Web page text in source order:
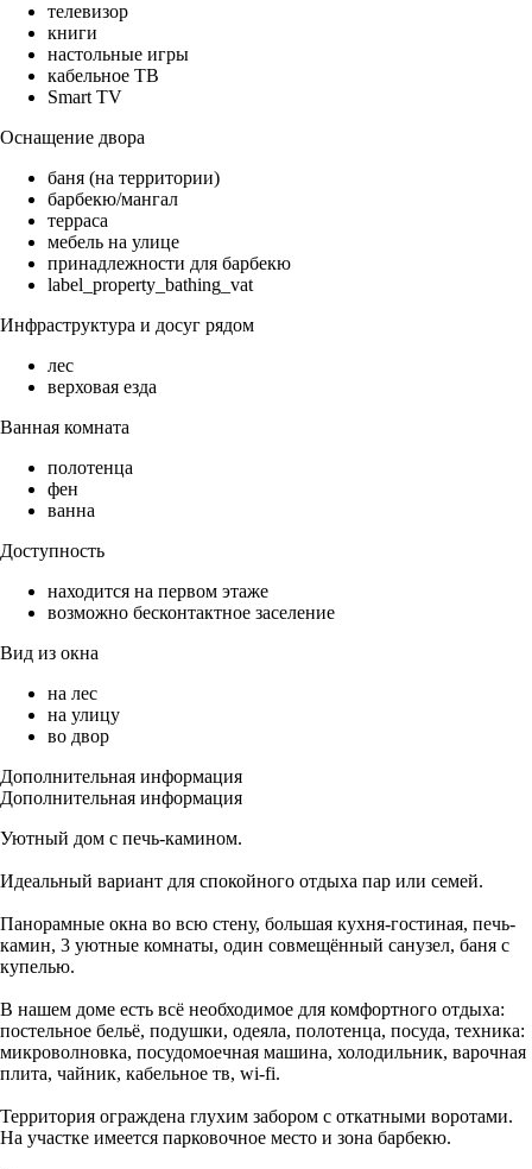
телевизор
книги
настольные игры
кабельное ТВ
Smart TV
Оснащение двора
баня (на территории)
барбекю/мангал
терраса
мебель на улице
принадлежности для барбекю
label_property_bathing_vat
Инфраструктура и досуг рядом
лес
верховая езда
Ванная комната
полотенца
фен
ванна
Доступность
находится на первом этаже
возможно бесконтактное заселение
Вид из окна
на лес
на улицу
во двор
Дополнительная информация
Дополнительная информация
Уютный дом с печь-камином.
Идеальный вариант для спокойного отдыха пар или семей.
Панорамные окна во всю стену, большая кухня-гостиная, печь-
камин, 3 уютные комнаты, один совмещённый санузел, баня с
купелью.
В нашем доме есть всё необходимое для комфортного отдыха:
постельное бельё, подушки, одеяла, полотенца, посуда, техника:
микроволновка, посудомоечная машина, холодильник, варочная
плита, чайник, кабельное тв, wi-fi.
Территория ограждена глухим забором с откатными воротами.
На участке имеется парковочное место и зона барбекю.